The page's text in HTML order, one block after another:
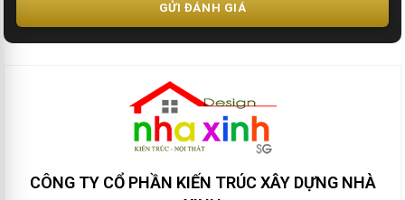
GỬI ĐÁNH GIÁ
CÔNG TY CỔ PHẦN KIẾN TRÚC XÂY DỰNG NHÀ